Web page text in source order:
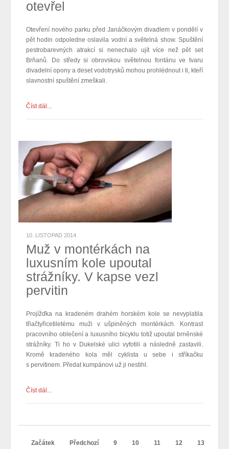
otevřel
Otevření nového parku před Janáčkovým divadlem v pondělí v
pět hodin odpoledne oslavila vodní a světelná show. Spuštění
pestrobarevných atrakcí si nenechalo ujít více než pět set
Brňanů. Do středy si obrovskou světelnou fontánu ve tvaru
divadelní opony a deset vodotrysků mohou prohlédnout i ti, kteří
slavnostní spuštění zmeškali.
Číst dál...
10. LISTOPAD 2014
Muž v montérkách na
luxusním kole upoutal
strážníky. V kapse vezl
pervitin
Projížďka na kradeném drahém horském kole se nevyplatila
třiačtyřicetiletému muži v ušpiněných montérkách. Kontrast
pracovního oblečení a luxusního bicyklu totiž upoutal brněnské
strážníky. Ti ho v Dukelské ulici vyfotili a následně zastavili.
Kromě kradeného kola měl cyklista u sebe i stříkačku
s pervitinem. Předat kumpánovi už ji nestihl.
Číst dál...
Začátek Předchozí 9 10 11 12 13